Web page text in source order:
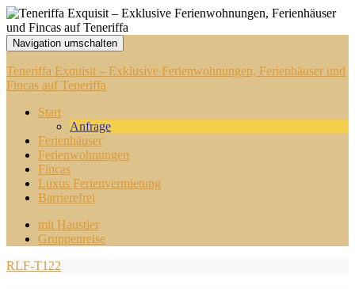
Navigation umschalten
Teneriffa Exquisit – Exklusive Ferienwohnungen, Ferienhäuser und
Fincas auf Teneriffa
Start
Anfrage
Ferienhäuser
Ferienwohnungen
Fincas
Luxus Ferienvermietung
Barrierefrei
mit Haustier
Gruppenreise
RLF-T122